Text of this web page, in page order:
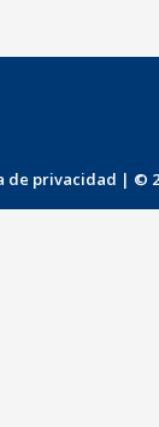
de privacidad | ©